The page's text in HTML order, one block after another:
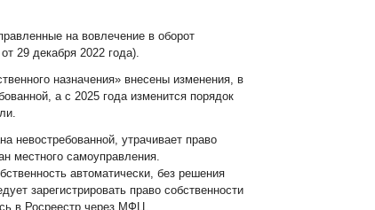
на вовлечение в оборот
29 декабря 2022 года).
назначения» внесены изменения, в
а с 2025 года изменится порядок
невостребованной, утрачивает право
местного самоуправления.
автоматически, без решения
зарегистрировать право собственности
в Росреестр через МФЦ.